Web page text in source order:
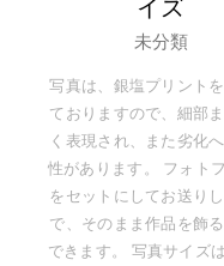
イズ
未分類
写真は、銀塩プリント
ておりますので、細部
く表現され、また劣化
性があります。 フォト
をセットにしてお送り
で、そのまま作品を飾
できます。 写真サイズ